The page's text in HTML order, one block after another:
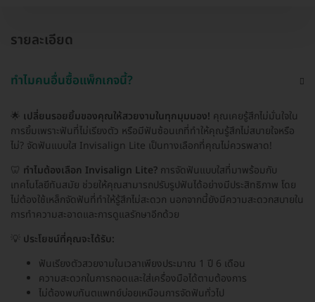
รายละเอียด
ทำไมคนอื่นซื้อแพ็กเกจนี้?
🌟 เปลี่ยนรอยยิ้มของคุณให้สวยงามในทุกมุมมอง! คุณเคยรู้สึกไม่มั่นใจใน
การยิ้มเพราะฟันที่ไม่เรียงตัว หรือมีฟันซ้อนเกที่ทำให้คุณรู้สึกไม่สบายใจหรือ
ไม่? จัดฟันแบบใส Invisalign Lite เป็นทางเลือกที่คุณไม่ควรพลาด!
🦷 ทำไมต้องเลือก Invisalign Lite? การจัดฟันแบบใสที่มาพร้อมกับ
เทคโนโลยีทันสมัย ช่วยให้คุณสามารถปรับรูปฟันได้อย่างมีประสิทธิภาพ โดย
ไม่ต้องใช้เหล็กจัดฟันที่ทำให้รู้สึกไม่สะดวก นอกจากนี้ยังมีความสะดวกสบายใน
การทำความสะอาดและการดูแลรักษาอีกด้วย
💡 ประโยชน์ที่คุณจะได้รับ:
ฟันเรียงตัวสวยงามในเวลาเพียงประมาณ 1 ปี 6 เดือน
ความสะดวกในการถอดและใส่เครื่องมือได้ตามต้องการ
ไม่ต้องพบทันตแพทย์บ่อยเหมือนการจัดฟันทั่วไป